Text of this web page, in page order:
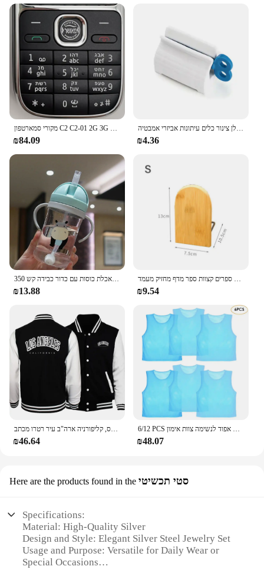
₪84.09 ₪4.36
₪13.88 ₪9.54
לוס אנג 'לס, קליפורניה ארה"ב עיר רטרו מכתב Mens בגדי Loose אופנה בייסבול אחיד אופנוען חיצוני נסיעות מעיל גברים של מעיל
₪46.64
6/12 PCS מבוגרים ילדי כדורגל אפוד אימון כדורגל חולצות גופיות עיסוק תגרה ספורט אפוד לנשימה צוות אימון
₪48.07
Here are the products found in the סטי תכשיטי
Specifications:
Material: High-Quality Silver
Design and Style: Elegant Silver Steel Jewelry Set
Usage and Purpose: Versatile for Daily Wear or
Special Occasions